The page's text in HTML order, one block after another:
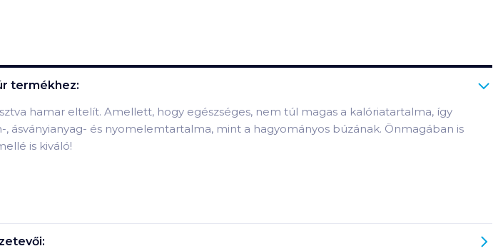
termékhez:
hamar eltelít. Amellett, hogy egészséges, nem túl magas a kalóriatartalma, így
és nyomelemtartalma, mint a hagyományos búzának. Önmagában is
is kiváló!